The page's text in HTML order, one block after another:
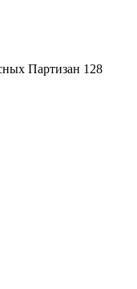
Партизан 128